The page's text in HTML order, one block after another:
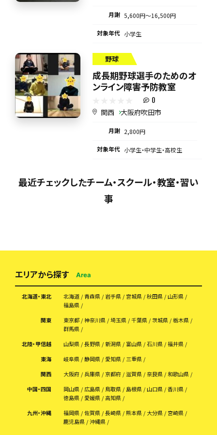
月謝 5,600円〜16,500円
対象年代 小学生
野球
成長期野球選手のためのオ
ンライン障害予防教室
0
関西 大阪府吹田市
月謝 2,800円
対象年代 小学生・中学生・高校生
最近チェックしたチーム・スクール・教室・習い
事
エリアから探す Area
北海道・東北 北海道 青森県 岩手県 宮城県 秋田県
山形県
福島県
関東
東京都 神奈川県 埼玉県 千葉県 茨城県
栃木県
群馬県
北陸・甲信越
山梨県 長野県 新潟県 富山県 石川県
福井県
東海
岐阜県 静岡県 愛知県
三重県
関西
大阪府 兵庫県 京都府 滋賀県 奈良県
和歌山県
中国・四国
岡山県 広島県 鳥取県 島根県 山口県
香川県
徳島県
愛媛県
高知県
九州・沖縄
福岡県 佐賀県 長崎県 熊本県 大分県
宮崎県
鹿児島県
沖縄県